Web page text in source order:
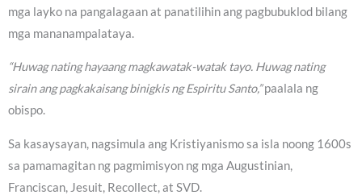
mga layko na pangalagaan at panatilihin ang pagbubuklod bilang
mga mananampalataya.
“Huwag nating hayaang magkawatak-watak tayo. Huwag nating
sirain ang pagkakaisang binigkis ng Espiritu Santo,”paalala ng
obispo.
Sa kasaysayan, nagsimula ang Kristiyanismo sa isla noong 1600s
sa pamamagitan ng pagmimisyon ng mga Augustinian,
Franciscan, Jesuit, Recollect, at SVD.